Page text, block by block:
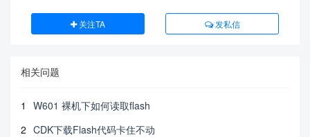
关注TA 发私信
相关问题
1
W601 裸机下如何读取flash
2 CDK下载Flash代码卡住不动